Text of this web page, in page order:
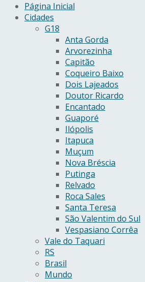
Página Inicial
Cidades
G18
Anta Gorda
Arvorezinha
Capitão
Coqueiro Baixo
Dois Lajeados
Doutor Ricardo
Encantado
Guaporé
Ilópolis
Itapuca
Muçum
Nova Bréscia
Putinga
Relvado
Roca Sales
Santa Teresa
São Valentim do Sul
Vespasiano Corrêa
Vale do Taquari
RS
Brasil
Mundo